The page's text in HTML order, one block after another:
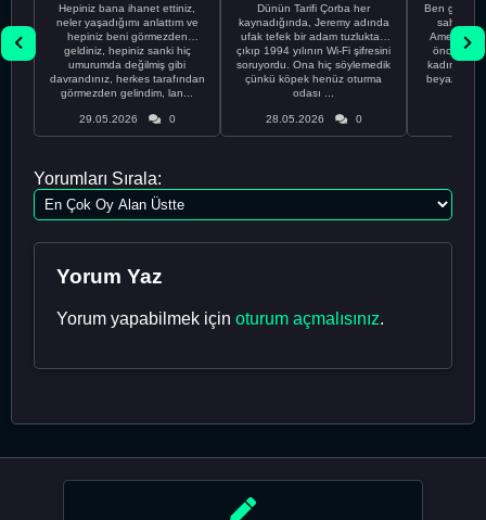
Hepiniz bana ihanet ettiniz,
neler yaşadığımı anlattım ve
hepiniz beni görmezden
geldiniz, hepiniz sanki hiç
umurumda değilmiş gibi
davrandınız, herkes tarafından
görmezden gelindim, lan...
29.05.2026 0
Dünün Tarifi Çorba her
kaynadığında, Jeremy adında
ufak tefek bir adam tuzluktan
çıkıp 1994 yılının Wi-Fi şifresini
soruyordu. Ona hiç söylemedik
çünkü köpek henüz oturma
odası ...
28.05.2026 0
Ben gururlu
sahip
önce
kadınla
beyaz
Yorumları Sırala:
Yorum Yaz
Yorum yapabilmek için oturum açmalısınız.